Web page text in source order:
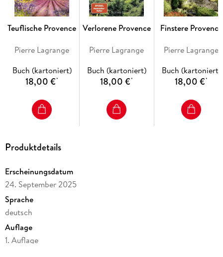
Teuflische Provence
Pierre Lagrange
Buch (kartoniert)
18,00 €*
Verlorene Provence
Pierre Lagrange
Buch (kartoniert)
18,00 €*
Finstere Provence
Pierre Lagrange
Buch (kartoniert)
18,00 €*
Produktdetails
Erscheinungsdatum
24. September 2025
Sprache
deutsch
Auflage
1. Auflage